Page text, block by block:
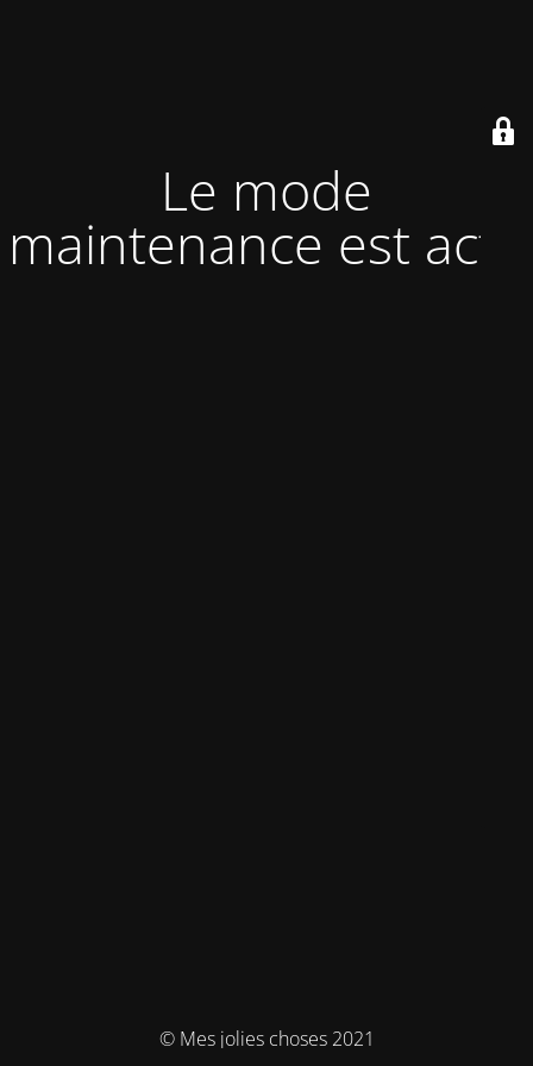
Le mode
maintenance est actif
© Mes jolies choses 2021